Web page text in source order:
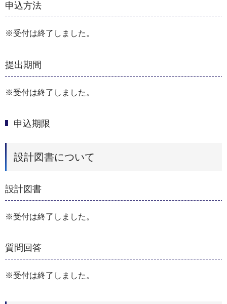
申込方法
※受付は終了しました。
提出期間
※受付は終了しました。
申込期限
設計図書について
設計図書
※受付は終了しました。
質問回答
※受付は終了しました。